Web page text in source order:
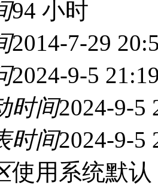
94 小时
2014-7-29
2024-9-5
时间2024-9-5
时间2024-9-5
使用系统默认